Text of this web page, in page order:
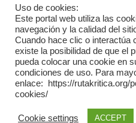
Home Análisis Carrito RK
Multimedia Página de
Uso de cookies:
Este portal web utiliza las
navegación y la calidad del
Cuando hace clic o interactúa
existe la posibilidad de que el
pueda colocar una cookie en
condiciones de uso. Para
enlace: https://rutakritica.org/
cookies/
Cookie settings ACCEPT